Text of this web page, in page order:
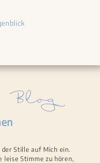
Blog
der Stille auf Mich ein.
Stimme zu hören,